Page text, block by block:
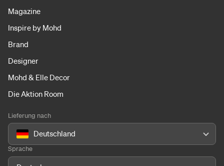
Magazine
Inspire by Mohd
Brand
Designer
Mohd & Elle Decor
Die Aktion Room
Lieferung nach
Deutschland
Sprache